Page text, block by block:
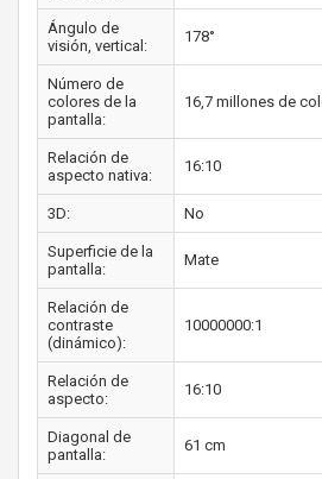
Ángulo de
visión, vertical:
178°
Número de
colores de la
pantalla:
16,7 millones de
Relación de
aspecto nativa:
16:10
3D: No
Superficie de la
pantalla:
Mate
Relación de
contraste
(dinámico):
10000000:1
Relación de
aspecto:
16:10
Diagonal de
pantalla:
61 cm